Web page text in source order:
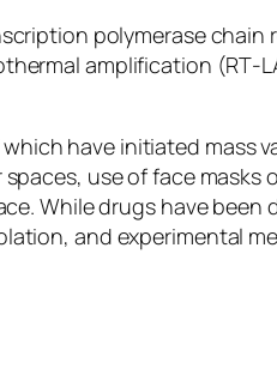
polymerase chain
amplification
have initiated mass
use of face masks
While drugs have been
and experimental